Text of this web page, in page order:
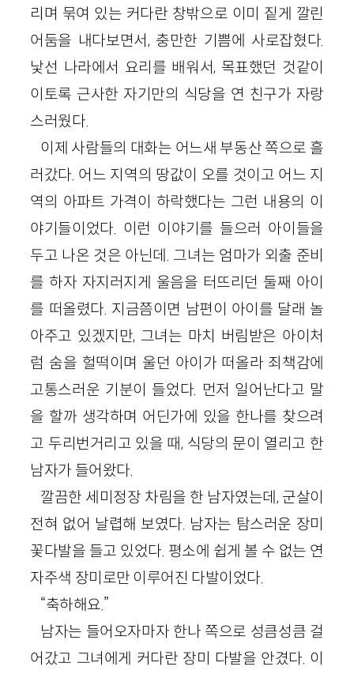
리며 묶여 있는 커다란 창밖으로 이미 짙게 깔린
어둠을 내다보면서, 충만한 기쁨에 사로잡혔다.
낯선 나라에서 요리를 배워서, 목표했던 것같이
이토록 근사한 자기만의 식당을 연 친구가 자랑
스러웠다.
이제 사람들의 대화는 어느새 부동산 쪽으로 흘
러갔다. 어느 지역의 땅값이 오를 것이고 어느 지
역의 아파트 가격이 하락했다는 그런 내용의 이
야기들이었다. 이런 이야기를 들으러 아이들을
두고 나온 것은 아닌데. 그녀는 엄마가 외출 준비
를 하자 자지러지게 울음을 터뜨리던 둘째 아이
를 떠올렸다. 지금쯤이면 남편이 아이를 달래 놀
아주고 있겠지만, 그녀는 마치 버림받은 아이처
럼 숨을 헐떡이며 울던 아이가 떠올라 죄책감에
고통스러운 기분이 들었다. 먼저 일어난다고 말
을 할까 생각하며 어딘가에 있을 한나를 찾으려
고 두리번거리고 있을 때, 식당의 문이 열리고 한
남자가 들어왔다.
깔끔한 세미정장 차림을 한 남자였는데, 군살이
전혀 없어 날렵해 보였다. 남자는 탐스러운 장미
꽃다발을 들고 있었다. 평소에 쉽게 볼 수 없는 연
자주색 장미로만 이루어진 다발이었다.
“축하해요.”
남자는 들어오자마자 한나 쪽으로 성큼성큼 걸
어갔고 그녀에게 커다란 장미 다발을 안겼다. 이